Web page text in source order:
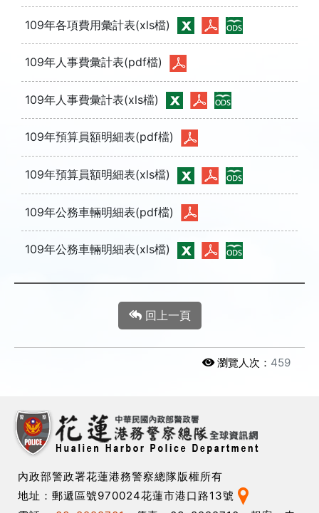
109年各項費用彙計表(xls檔)
109年人事費彙計表(pdf檔)
109年人事費彙計表(xls檔)
109年預算員額明細表(pdf檔)
109年預算員額明細表(xls檔)
109年公務車輛明細表(pdf檔)
109年公務車輛明細表(xls檔)
回上一頁
瀏覽人次： 459
內政部警政署花蓮港務警察總隊版權所有
地址：郵遞區號970024花蓮市港口路13號